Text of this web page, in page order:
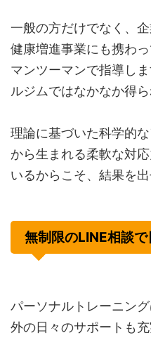
一般の方だけでなく、
健康増進事業にも携わ
マンツーマンで指導し
ルジムではなかなか得ら
理論に基づいた科学的
から生まれる柔軟な対
いるからこそ、結果を出
無制限のLINE相談
パーソナルトレーニン
外の日々のサポートも充